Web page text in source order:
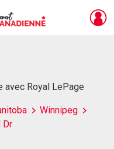
avec Royal LePage
Winnipeg
Dr